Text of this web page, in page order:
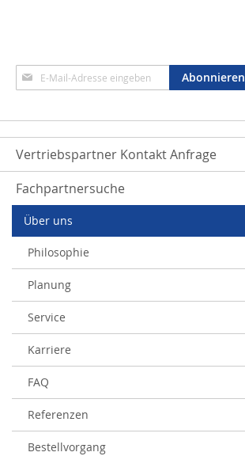
Anmeldung
zum
Abonnieren
Vertriebspartner Kontakt Anfrage
Fachpartnersuche
Über uns
Philosophie
Planung
Service
Karriere
FAQ
Referenzen
Bestellvorgang